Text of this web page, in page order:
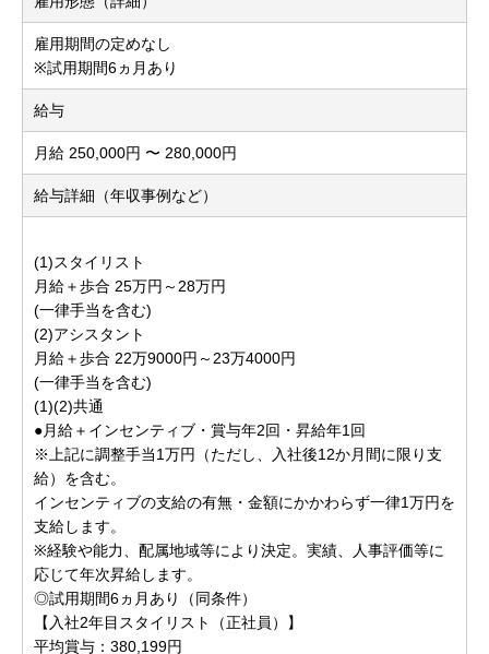
雇用期間の定めなし
※試用期間6ヵ月あり
給与
月給 250,000円 〜 280,000円
給与詳細（年収事例など）
(1)スタイリスト
月給＋歩合 25万円～28万円
(一律手当を含む)
(2)アシスタント
月給＋歩合 22万9000円～23万4000円
(一律手当を含む)
(1)(2)共通
●月給＋インセンティブ・賞与年2回・昇給年1回
※上記に調整手当1万円（ただし、入社後12か月間に限り支
給）を含む。
インセンティブの支給の有無・金額にかかわらず一律1万円を
支給します。
※経験や能力、配属地域等により決定。実績、人事評価等に
応じて年次昇給します。
◎試用期間6ヵ月あり（同条件）
【入社2年目スタイリスト（正社員）】
平均賞与：380,199円